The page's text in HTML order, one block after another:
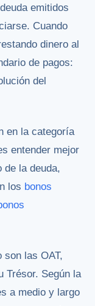
emitidos
Cuando
dinero al
de pagos:
del
en la categoría
entender mejor
de la deuda,
los bonos
son las OAT,
Trésor. Según la
a medio y largo